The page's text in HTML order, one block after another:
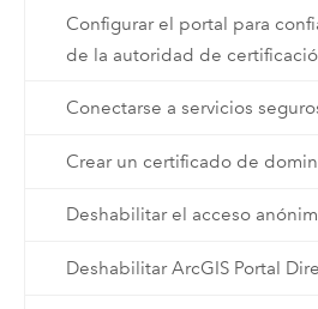
Configurar el portal para
de la autoridad de
Conectarse a servicios
Crear un certificado de
Deshabilitar el acceso
Deshabilitar ArcGIS Portal